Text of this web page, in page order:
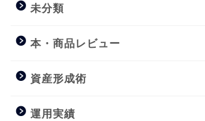
未分類
本・商品レビュー
資産形成術
運用実績